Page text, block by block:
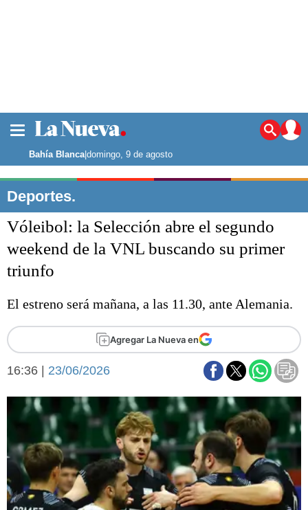
Noticias
La ciudad
Punta Alta
El mundo
Seguridad
Liga del Sur
Fútbol
Federal A
Arte y cultura
Economía y campo
Economía y finanzas
Con el campo
Espacio empresas
Sociedad y tiempo
libre
Sociedad
Tecnología
Turismo
Bahía Blanca|domingo, 9 de agosto
Deportes.
Vóleibol: la Selección abre el segundo
weekend de la VNL buscando su primer
triunfo
El estreno será mañana, a las 11.30, ante Alemania.
Agregar La Nueva en
16:36 | 23/06/2026